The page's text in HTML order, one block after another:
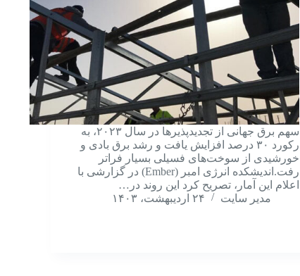
سهم برق جهانی از تجدیدپذیرها در سال ۲۰۲۳، به
رکورد ۳۰ درصد افزایش یافت و رشد برق بادی و
خورشیدی از سوخت‌های فسیلی بسیار فراتر
رفت.اندیشکده انرژی امبر (Ember) در گزارشی با
اعلام این آمار، تصریح کرد این روند در…
مدیر سایت
۲۴ اردیبهشت، ۱۴۰۳